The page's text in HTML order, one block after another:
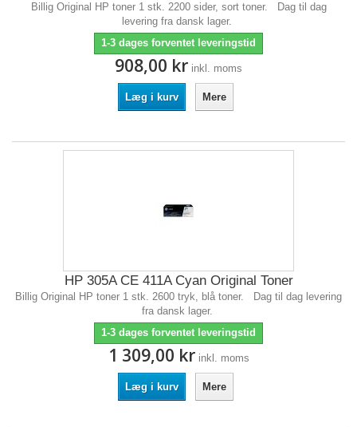
Billig Original HP toner 1 stk. 2200 sider, sort toner. Dag til dag
levering fra dansk lager.
1-3 dages forventet leveringstid
908,00 kr inkl. moms
Læg i kurv Mere
HP 305A CE 411A Cyan Original Toner
Billig Original HP toner 1 stk. 2600 tryk, blå toner. Dag til dag levering
fra dansk lager.
1-3 dages forventet leveringstid
1 309,00 kr inkl. moms
Læg i kurv Mere